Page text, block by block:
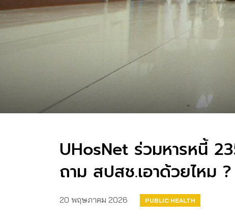
UHosNet ร่วมหารหนี้
ถาม สปสช.เอาด้วยไหม ?
20 พฤษภาคม 2026 PUBLIC HEALTH